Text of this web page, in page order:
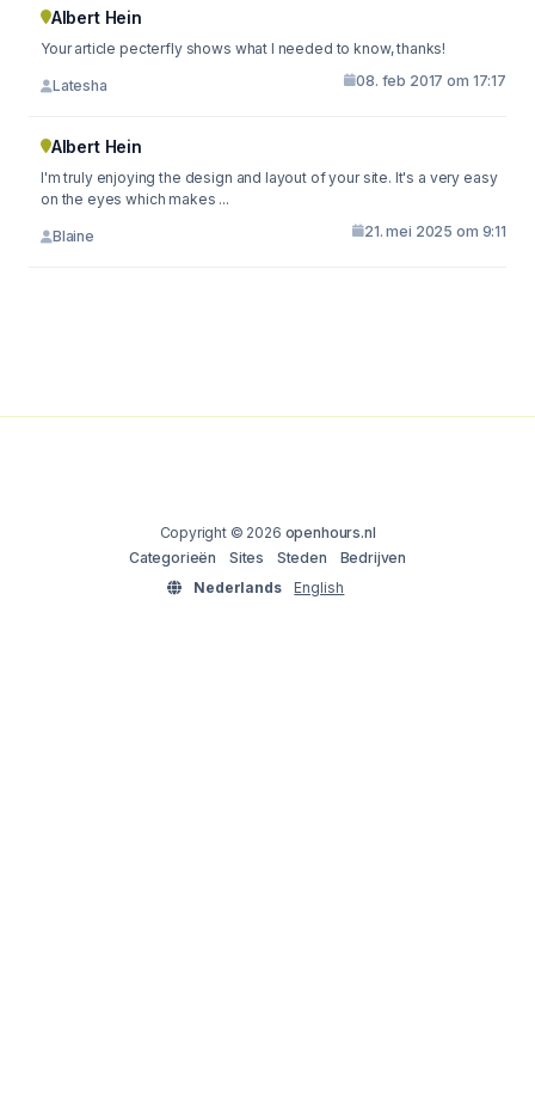
Albert Hein
Your article pecterfly shows what I needed to know, thanks!
Latesha 08. feb 2017 om 17:17
Albert Hein
I'm truly enjoying the design and layout of your site. It's a very easy
on the eyes which makes ...
Blaine 21. mei 2025 om 9:11
Copyright © 2026 openhours.nl
Categorieën
Sites Steden
Bedrijven
Nederlands
English